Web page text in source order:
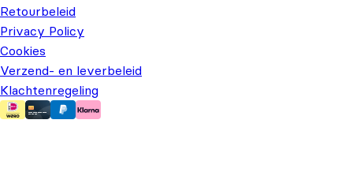
Retourbeleid
Privacy Policy
Cookies
Verzend- en leverbeleid
Klachtenregeling